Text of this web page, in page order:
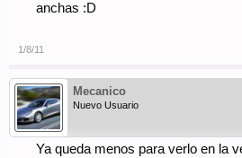
anchas :D
1/8/11
Mecanico
Nuevo Usuario
Ya queda menos para verlo en la